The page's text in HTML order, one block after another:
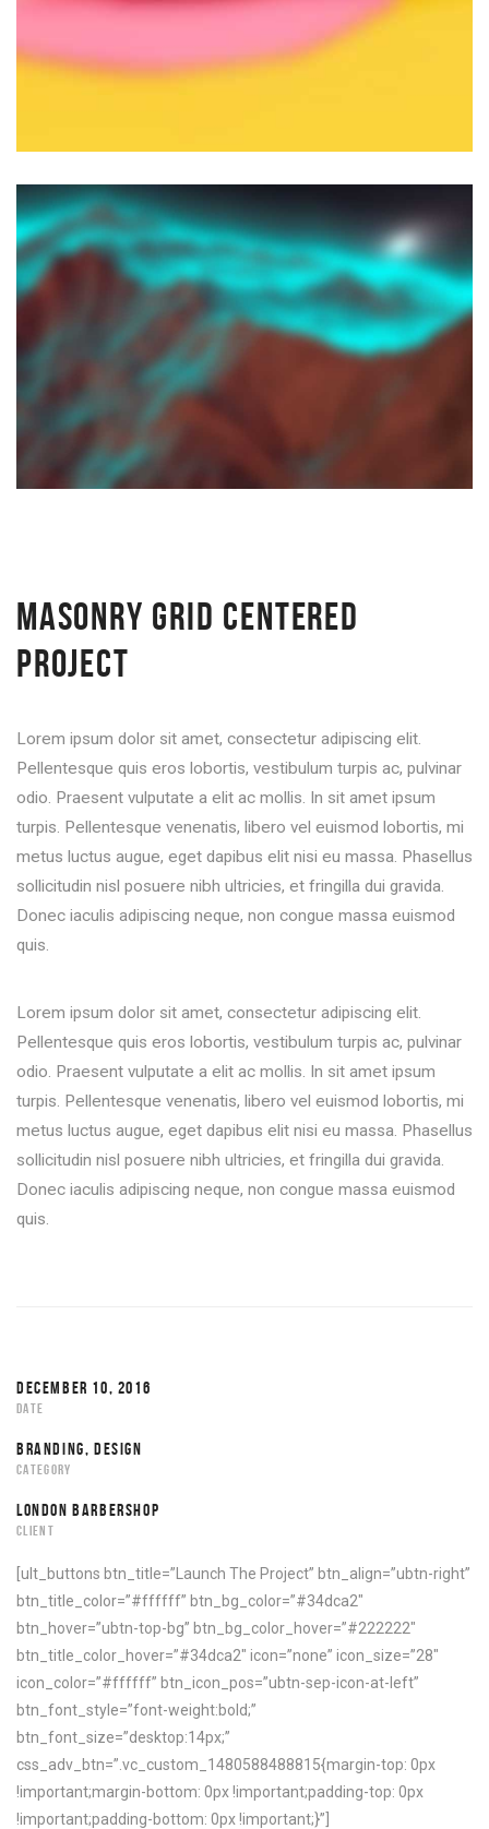
MASONRY GRID CENTERED
PROJECT
Lorem ipsum dolor sit amet, consectetur adipiscing elit.
Pellentesque quis eros lobortis, vestibulum turpis ac, pulvinar
odio. Praesent vulputate a elit ac mollis. In sit amet ipsum
turpis. Pellentesque venenatis, libero vel euismod lobortis, mi
metus luctus augue, eget dapibus elit nisi eu massa. Phasellus
sollicitudin nisl posuere nibh ultricies, et fringilla dui gravida.
Donec iaculis adipiscing neque, non congue massa euismod
quis.
Lorem ipsum dolor sit amet, consectetur adipiscing elit.
Pellentesque quis eros lobortis, vestibulum turpis ac, pulvinar
odio. Praesent vulputate a elit ac mollis. In sit amet ipsum
turpis. Pellentesque venenatis, libero vel euismod lobortis, mi
metus luctus augue, eget dapibus elit nisi eu massa. Phasellus
sollicitudin nisl posuere nibh ultricies, et fringilla dui gravida.
Donec iaculis adipiscing neque, non congue massa euismod
quis.
DECEMBER 10, 2016
DATE
BRANDING, DESIGN
CATEGORY
LONDON BARBERSHOP
CLIENT
[ult_buttons btn_title=”Launch The Project” btn_align=”ubtn-right”
btn_title_color=”#ffffff” btn_bg_color=”#34dca2″
btn_hover=”ubtn-top-bg” btn_bg_color_hover=”#222222″
btn_title_color_hover=”#34dca2″ icon=”none” icon_size=”28″
icon_color=”#ffffff” btn_icon_pos=”ubtn-sep-icon-at-left”
btn_font_style=”font-weight:bold;”
btn_font_size=”desktop:14px;”
css_adv_btn=”.vc_custom_1480588488815{margin-top: 0px
!important;margin-bottom: 0px !important;padding-top: 0px
!important;padding-bottom: 0px !important;}”]